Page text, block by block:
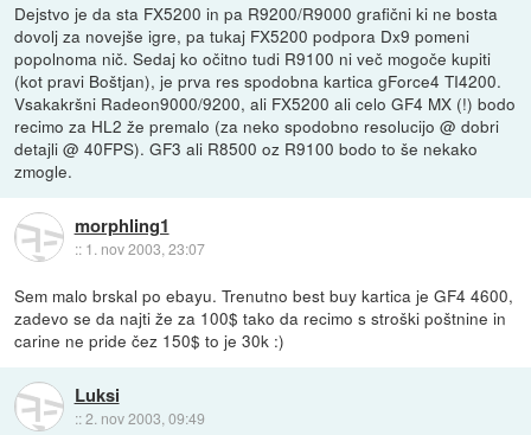
Dejstvo je da sta FX5200 in pa R9200/R9000 grafični ki ne bosta
dovolj za novejše igre, pa tukaj FX5200 podpora Dx9 pomeni
popolnoma nič. Sedaj ko očitno tudi R9100 ni več mogoče kupiti
(kot pravi Boštjan), je prva res spodobna kartica gForce4 TI4200.
Vsakakršni Radeon9000/9200, ali FX5200 ali celo GF4 MX (!) bodo
recimo za HL2 že premalo (za neko spodobno resolucijo @ dobri
detajli @ 40FPS). GF3 ali R8500 oz R9100 bodo to še nekako
zmogle.
morphling1
:: 1. nov 2003, 23:07
Sem malo brskal po ebayu. Trenutno best buy kartica je GF4 4600,
zadevo se da najti že za 100$ tako da recimo s stroški poštnine in
carine ne pride čez 150$ to je 30k :)
Luksi
::2. nov 2003, 09:49